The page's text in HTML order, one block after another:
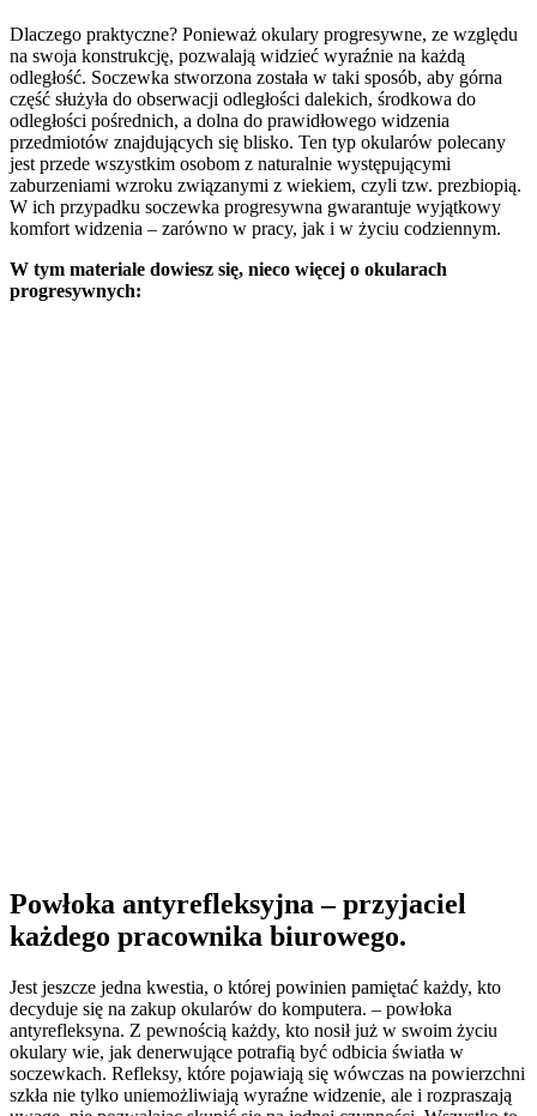
Dlaczego praktyczne? Ponieważ okulary progresywne, ze względu
na swoja konstrukcję, pozwalają widzieć wyraźnie na każdą
odległość. Soczewka stworzona została w taki sposób, aby górna
część służyła do obserwacji odległości dalekich, środkowa do
odległości pośrednich, a dolna do prawidłowego widzenia
przedmiotów znajdujących się blisko. Ten typ okularów polecany
jest przede wszystkim osobom z naturalnie występującymi
zaburzeniami wzroku związanymi z wiekiem, czyli tzw. prezbiopią.
W ich przypadku soczewka progresywna gwarantuje wyjątkowy
komfort widzenia – zarówno w pracy, jak i w życiu codziennym.
W tym materiale dowiesz się, nieco więcej o okularach
progresywnych:
Powłoka antyrefleksyjna – przyjaciel
każdego pracownika biurowego.
Jest jeszcze jedna kwestia, o której powinien pamiętać każdy, kto
decyduje się na zakup okularów do komputera. – powłoka
antyrefleksyna. Z pewnością każdy, kto nosił już w swoim życiu
okulary wie, jak denerwujące potrafią być odbicia światła w
soczewkach. Refleksy, które pojawiają się wówczas na powierzchni
szkła nie tylko uniemożliwiają wyraźne widzenie, ale i rozpraszają